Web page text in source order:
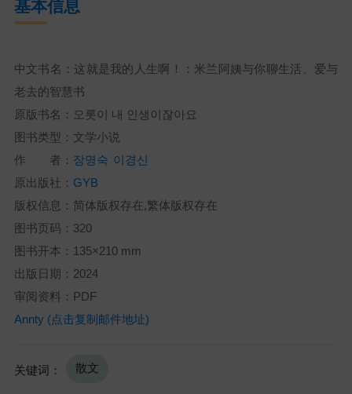
基本信息
中文书名：这就是我的人生啊！：米兰阿姨与你聊生活、爱与
老去的智慧书
原版书名：오롯이 내 인생이잖아요
图书类型：文学小说
作 者： 장명숙 이경신
原出版社： GYB
版权信息：简体版权存在,繁体版权存在
图书页码：320
图书开本：135×210 mm
出版日期：2024
审阅资料：PDF
Annty (点击复制邮件地址)
关键词： 散文